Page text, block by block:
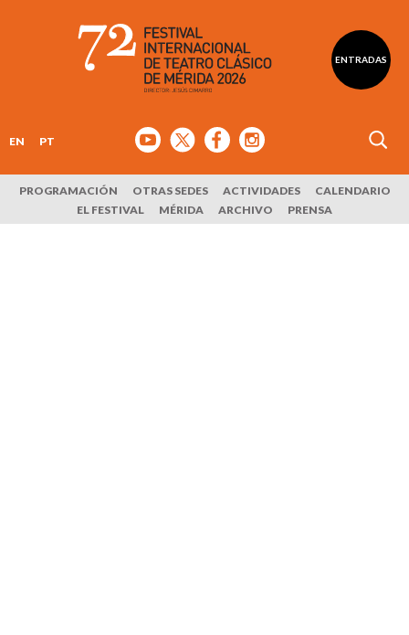
ENTRADAS
EN PT
PROGRAMACIÓN OTRAS SEDES ACTIVIDADES
CALENDARIO
EL FESTIVAL
MÉRIDA ARCHIVO PRENSA